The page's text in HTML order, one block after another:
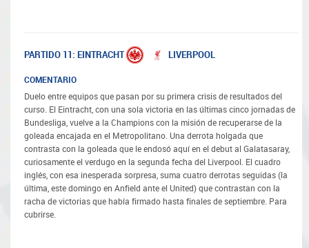
PARTIDO 11: EINTRACHT LIVERPOOL
COMENTARIO
Duelo entre equipos que pasan por su primera crisis de resultados del
curso. El Eintracht, con una sola victoria en las últimas cinco jornadas de
Bundesliga, vuelve a la Champions con la misión de recuperarse de la
goleada encajada en el Metropolitano. Una derrota holgada que
contrasta con la goleada que le endosó aquí en el debut al Galatasaray,
curiosamente el verdugo en la segunda fecha del Liverpool. El cuadro
inglés, con esa inesperada sorpresa, suma cuatro derrotas seguidas (la
última, este domingo en Anfield ante el United) que contrastan con la
racha de victorias que había firmado hasta finales de septiembre. Para
cubrirse.